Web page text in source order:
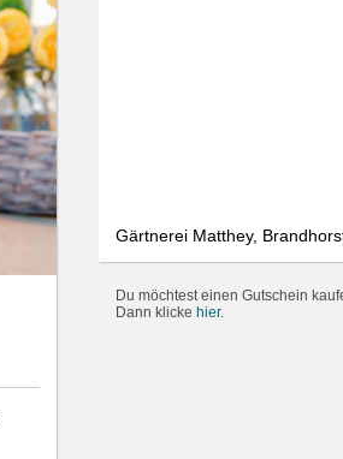
Gärtnerei Matthey,
Du möchtest einen Gutschein
Dann klicke hier.